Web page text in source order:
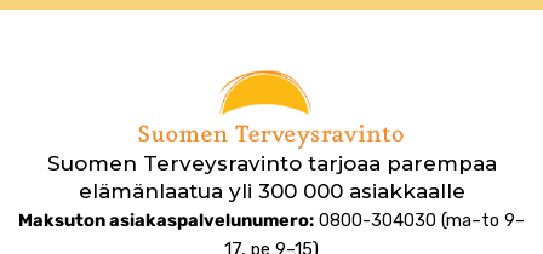
Suomen Terveysravinto tarjoaa parempaa
elämänlaatua yli 300 000 asiakkaalle
Maksuton asiakaspalvelunumero: 0800-304030 (ma–to 9–
17, pe 9–15)